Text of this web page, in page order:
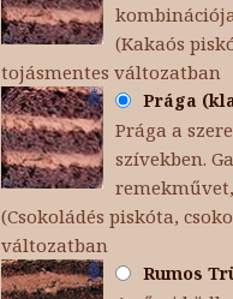
(Kakaós
tojásmentes változatban
Prága
Prága a
szívekben.
(Csokoládés piskóta,
változatban
Rumos